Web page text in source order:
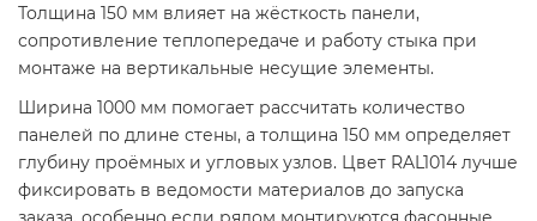
Толщина 150 мм влияет на жёсткость панели,
сопротивление теплопередаче и работу стыка при
монтаже на вертикальные несущие элементы.
Ширина 1000 мм помогает рассчитать количество
панелей по длине стены, а толщина 150 мм определяет
глубину проёмных и угловых узлов. Цвет RAL1014 лучше
фиксировать в ведомости материалов до запуска